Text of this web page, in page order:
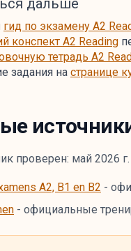
дальше
гид по экзамену A2
конспект A2 Reading
тетрадь A2
задания на странице
проверен: май 2026 г.
A2, B1 en B2 -
- официальные